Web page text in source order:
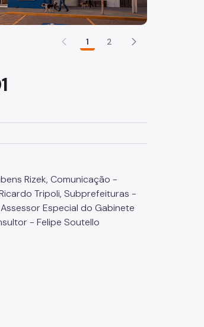
1 2
Rizek, Comunicação -
Tripoli, Subprefeituras -
Especial do Gabinete
- Felipe Soutello